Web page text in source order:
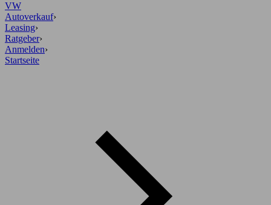
VW
Autoverkauf›
Leasing›
Ratgeber›
Anmelden›
Startseite